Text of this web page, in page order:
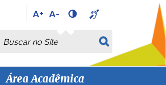
A+ A-
Busca
Busca Avançada…
Área Acadêmica